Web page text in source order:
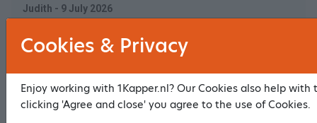
Judith - 9 July 2026
8.5
Ambiance & atmosphere
8
Service
9
Cookies & Privacy
Enjoy working with 1Kapper.nl? Our Cookies also help with
clicking 'Agree and close' you agree to the use of Cookies.